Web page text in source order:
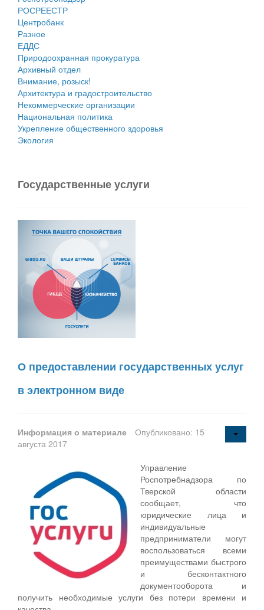
Городское поселение
Сельские поселения
РОСРЕЕСТР
Центробанк
Разное
ЕДДС
Природоохранная прокуратура
Архивный отдел
Внимание, розыск!
Архитектура и градостроительство
Некоммерческие организации
Национальная политика
Укрепление общественного здоровья
Экология
Государственные услуги
О предоставлении государственных услуг
в электронном виде
Информация о материале
Опубликовано: 15
августа 2017
Управление
Роспотребнадзора по
Тверской области
сообщает, что
юридические лица и
индивидуальные
предприниматели могут
воспользоваться всеми
преимуществами быстрого
и бесконтактного
документооборота и
получить необходимые услуги без потери времени и